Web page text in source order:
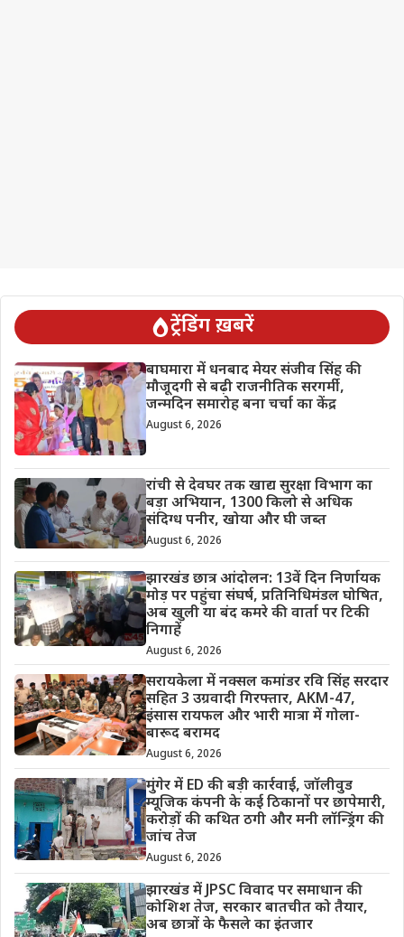
ट्रेंडिंग ख़बरें
बाघमारा में धनबाद मेयर संजीव सिंह की
मौजूदगी से बढ़ी राजनीतिक सरगर्मी,
जन्मदिन समारोह बना चर्चा का केंद्र
August 6, 2026
रांची से देवघर तक खाद्य सुरक्षा विभाग का
बड़ा अभियान, 1300 किलो से अधिक
संदिग्ध पनीर, खोया और घी जब्त
August 6, 2026
झारखंड छात्र आंदोलन: 13वें दिन निर्णायक
मोड़ पर पहुंचा संघर्ष, प्रतिनिधिमंडल घोषित,
अब खुली या बंद कमरे की वार्ता पर टिकी
निगाहें
August 6, 2026
सरायकेला में नक्सल कमांडर रवि सिंह सरदार
सहित 3 उग्रवादी गिरफ्तार, AKM-47,
इंसास रायफल और भारी मात्रा में गोला-
बारूद बरामद
August 6, 2026
मुंगेर में ED की बड़ी कार्रवाई, जॉलीवुड
म्यूजिक कंपनी के कई ठिकानों पर छापेमारी,
करोड़ों की कथित ठगी और मनी लॉन्ड्रिंग की
जांच तेज
August 6, 2026
झारखंड में JPSC विवाद पर समाधान की
कोशिश तेज, सरकार बातचीत को तैयार,
अब छात्रों के फैसले का इंतजार